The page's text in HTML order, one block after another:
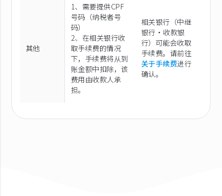
其他
1、需要提供CPF
号码（纳税者号
码）
2、在相关银行收
取手续费的情况
下，手续费将从到
账金额中扣除，该
费用由收款人承
担。
相关银行（中继
银行·收款银
行）可能会收取
手续费。请前往
关于手续费进行
确认。